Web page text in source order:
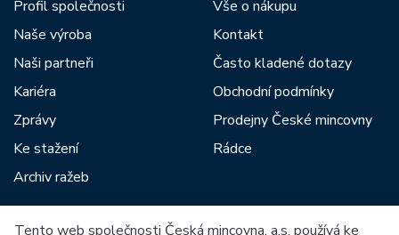
Profil společnosti
Naše výroba
Naši partneři
Kariéra
Zprávy
Ke stažení
Archiv ražeb
Vše o nákupu
Kontakt
Často kladené dotazy
Obchodní podmínky
Prodejny České mincovny
Rádce
Tento web společnosti Česká mincovna, a.s. používá ke